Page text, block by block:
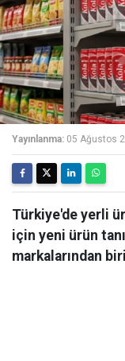
Yayınlanma: 05 Ağustos
Türkiye'de yerli
için yeni ürün
markalarından